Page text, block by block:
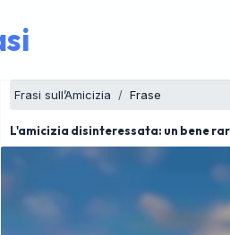
Frasi sull’Amicizia Frase
L'amicizia disinteressata: un bene